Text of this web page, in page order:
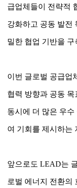
급업체들이 전략적
강화하고 공동 발전
밀한 협업 기반을
이번 글로벌 공급업
협력 방향과 공동
동시에 더 많은 우
여 기회를 제시하는
앞으로도 LEAD는
로벌 에너지 전환의